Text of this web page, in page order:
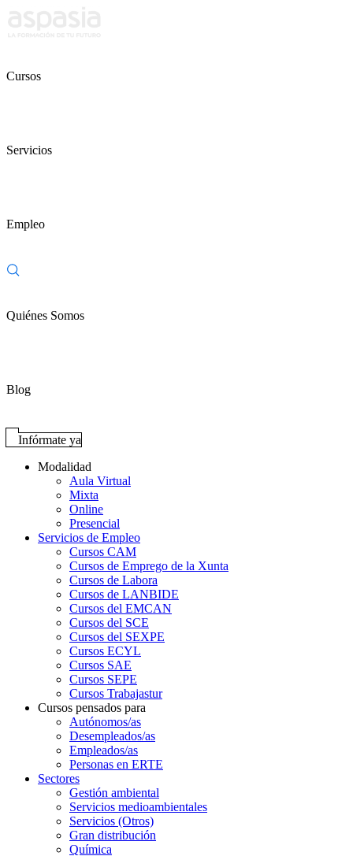
Cursos
Servicios
Empleo
Quiénes Somos
Blog
Infórmate ya
Modalidad
Aula Virtual
Mixta
Online
Presencial
Servicios de Empleo
Cursos CAM
Cursos de Emprego de la Xunta
Cursos de Labora
Cursos de LANBIDE
Cursos del EMCAN
Cursos del SCE
Cursos del SEXPE
Cursos ECYL
Cursos SAE
Cursos SEPE
Cursos Trabajastur
Cursos pensados para
Autónomos/as
Desempleados/as
Empleados/as
Personas en ERTE
Sectores
Gestión ambiental
Servicios medioambientales
Servicios (Otros)
Gran distribución
Química